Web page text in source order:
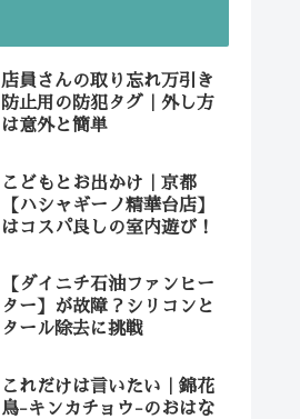
店員さんの取り忘れ万引き
防止用の防犯タグ｜外し方
は意外と簡単
こどもとお出かけ｜京都
【ハシャギーノ精華台店】
はコスパ良しの室内遊び！
【ダイニチ石油ファンヒー
ター】が故障？シリコンと
タール除去に挑戦
これだけは言いたい｜錦花
鳥-キンカチョウ-のおはな